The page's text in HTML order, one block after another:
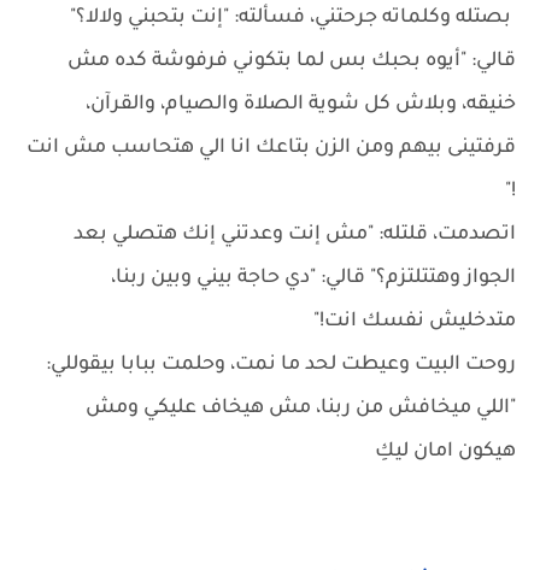
بصتله وكلماته جرحتني، فسألته: "إنت بتحبني ولالا؟"
قالي: "أيوه بحبك بس لما بتكوني فرفوشة كده مش
خنيقه، وبلاش كل شوية الصلاة والصيام، والقرآن،
قرفتينى بيهم ومن الزن بتاعك انا الي هتحاسب مش انت
!"
اتصدمت، قلتله: "مش إنت وعدتني إنك هتصلي بعد
الجواز وهتتلتزم؟" قالي: "دي حاجة بيني وبين ربنا،
متدخليش نفسك انت!"
روحت البيت وعيطت لحد ما نمت، وحلمت ببابا بيقوللي:
"اللي ميخافش من ربنا، مش هيخاف عليكي ومش
هيكون امان ليكِ